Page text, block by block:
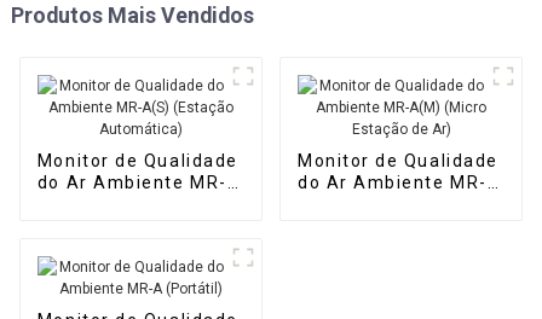
Produtos Mais Vendidos
Monitor de Qualidade
do Ar Ambiente MR-
Monitor de Qualidade
do Ar Ambiente MR-